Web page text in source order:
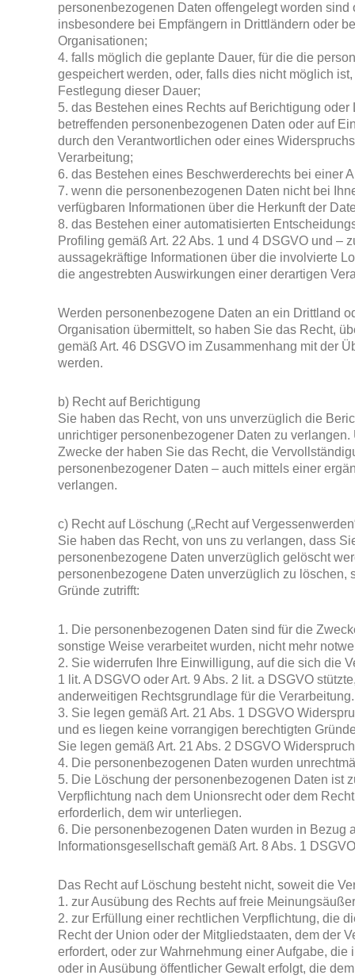
personenbezogenen Daten offengelegt worden sind
insbesondere bei Empfängern in Drittländern oder
Organisationen;
4. falls möglich die geplante Dauer, für die die
gespeichert werden, oder, falls dies nicht möglich
Festlegung dieser Dauer;
5. das Bestehen eines Rechts auf Berichtigung oder
betreffenden personenbezogenen Daten oder auf
durch den Verantwortlichen oder eines
Verarbeitung;
6. das Bestehen eines Beschwerderechts bei einer
7. wenn die personenbezogenen Daten nicht bei
verfügbaren Informationen über die Herkunft der
8. das Bestehen einer automatisierten
Profiling gemäß Art. 22 Abs. 1 und 4 DSGVO und –
aussagekräftige Informationen über die involvierte
die angestrebten Auswirkungen einer derartigen
Werden personenbezogene Daten an ein Drittland
Organisation übermittelt, so haben Sie das Recht,
gemäß Art. 46 DSGVO im Zusammenhang mit der
werden.
b) Recht auf Berichtigung
Sie haben das Recht, von uns unverzüglich die
unrichtiger personenbezogener Daten zu
Zwecke der haben Sie das Recht, die
personenbezogener Daten – auch mittels einer
verlangen.
c) Recht auf Löschung („Recht auf
Sie haben das Recht, von uns zu verlangen, dass
personenbezogene Daten unverzüglich gelöscht
personenbezogene Daten unverzüglich zu löschen,
Gründe zutrifft:
1. Die personenbezogenen Daten sind für die
sonstige Weise verarbeitet wurden, nicht mehr
2. Sie widerrufen Ihre Einwilligung, auf die sich die
1 lit. A DSGVO oder Art. 9 Abs. 2 lit. a DSGVO
anderweitigen Rechtsgrundlage für die Verarbeitung.
3. Sie legen gemäß Art. 21 Abs. 1 DSGVO
und es liegen keine vorrangigen berechtigten
Sie legen gemäß Art. 21 Abs. 2 DSGVO
4. Die personenbezogenen Daten wurden
5. Die Löschung der personenbezogenen Daten ist
Verpflichtung nach dem Unionsrecht oder dem
erforderlich, dem wir unterliegen.
6. Die personenbezogenen Daten wurden in Bezug
Informationsgesellschaft gemäß Art. 8 Abs. 1
Das Recht auf Löschung besteht nicht, soweit die
1. zur Ausübung des Rechts auf freie
2. zur Erfüllung einer rechtlichen Verpflichtung, die
Recht der Union oder der Mitgliedstaaten, dem der
erfordert, oder zur Wahrnehmung einer Aufgabe, die
oder in Ausübung öffentlicher Gewalt erfolgt, die